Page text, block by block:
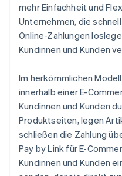
mehr Einfachheit und
Unternehmen, die
Online-Zahlungen
Kundinnen und Kunden
Im herkömmlichen
innerhalb einer E-
Kundinnen und Kunden
Produktseiten, legen
schließen die Zahlung
Pay by Link für E-
Kundinnen und Kunden